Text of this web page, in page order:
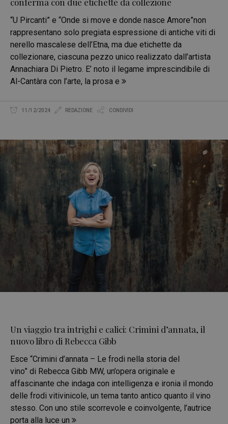
“U Pircanti” e “Onde si move e donde nasce Amore”non
rappresentano solo pregiata espressione di antiche viti di
nerello mascalese dell’Etna, ma due etichette da
collezionare, ciascuna pezzo unico realizzato dall’artista
Annachiara Di Pietro. E’ noto il legame imprescindibile di
Al-Cantàra con l’arte, la prosa e
11/12/2024 REDAZIONE CONDIVIDI
Un viaggio tra intrighi e calici: Crimini d’annata, il
nuovo libro di Rebecca Gibb
Esce “Crimini d’annata – Le frodi nella storia del
vino” di Rebecca Gibb MW, un’opera originale e
affascinante che indaga con intelligenza e ironia il mondo
delle frodi vitivinicole, un tema tanto antico quanto il vino
stesso. Con uno stile scorrevole e coinvolgente, l’autrice
porta alla luce un